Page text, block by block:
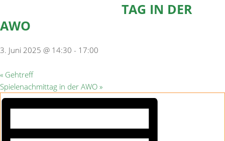
TAG IN DER
AWO
3. Juni 2025 @ 14:30 - 17:00
« Gehtreff
Spielenachmittag in der AWO »